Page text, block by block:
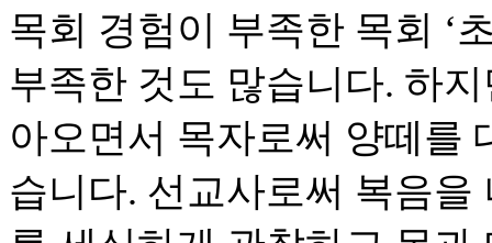
목회 경험이 부족한 목회 ‘
부족한 것도 많습니다. 하
아오면서 목자로써 양떼를
습니다. 선교사로써 복음